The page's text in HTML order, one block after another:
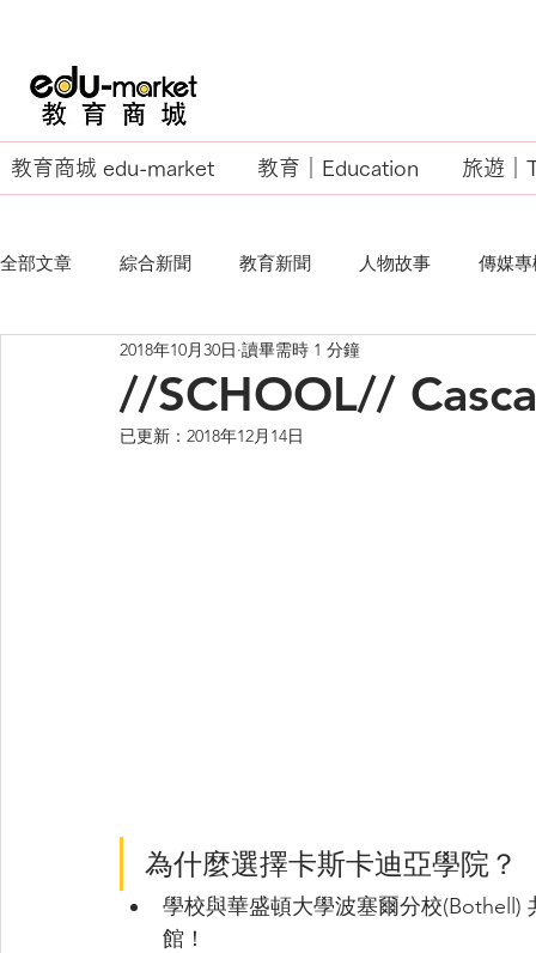
教育商城 edu-market 教育｜Education 旅遊｜
全部文章 綜合新聞 教育新聞 人物故事 傳媒
EU Business School
//SCHOOL//
2018年10月30日 讀畢需時 1 分鐘
已更新： 2018年12月14日
為什麼選擇卡斯卡迪亞學院？
學校與華盛頓大學波塞爾分校(Bothell)
館！